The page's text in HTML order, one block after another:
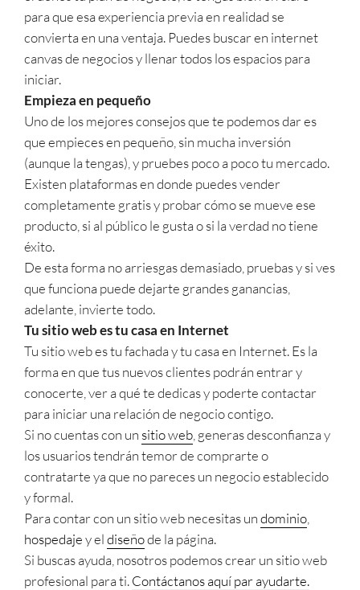
para que esa experiencia previa en realidad se
convierta en una ventaja. Puedes buscar en internet
canvas de negocios y llenar todos los espacios para
iniciar.
Empieza en pequeño
Uno de los mejores consejos que te podemos dar es
que empieces en pequeño, sin mucha inversión
(aunque la tengas), y pruebes poco a poco tu mercado.
Existen plataformas en donde puedes vender
completamente gratis y probar cómo se mueve ese
producto, si al público le gusta o si la verdad no tiene
éxito.
De esta forma no arriesgas demasiado, pruebas y si ves
que funciona puede dejarte grandes ganancias,
adelante, invierte todo.
Tu sitio web es tu casa en Internet
Tu sitio web es tu fachada y tu casa en Internet. Es la
forma en que tus nuevos clientes podrán entrar y
conocerte, ver a qué te dedicas y poderte contactar
para iniciar una relación de negocio contigo.
Si no cuentas con un sitio web , generas desconfianza y
los usuarios tendrán temor de comprarte o
contratarte ya que no pareces un negocio establecido
y formal.
Para contar con un sitio web necesitas undominio
hospedajey eldiseñode la página.
Si buscas ayuda, nosotros podemos crear un sitio web
profesional para ti.Contáctanos aquí par ayudarte.